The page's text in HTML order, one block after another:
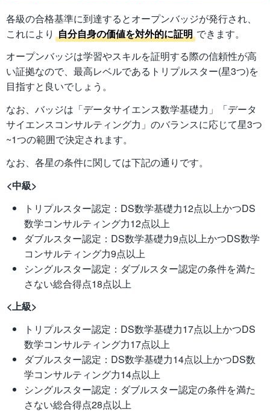
各級の合格基準に到達するとオープンバッジが発行され、
これにより 自分自身の価値を対外的に証明 できます。
オープンバッジは学習やスキルを証明する際の信頼性が高
い証拠なので、最高レベルであるトリプルスター(星3つ)を
目指すと良いでしょう。
なお、バッジは「データサイエンス数学基礎力」「データ
サイエンスコンサルティング力」のバランスに応じて星3つ
~1つの範囲で決定されます。
なお、各星の条件に関しては下記の通りです。
<中級>
トリプルスター認定：DS数学基礎力12点以上かつDS
数学コンサルティング力12点以上
ダブルスター認定：DS数学基礎力9点以上かつDS数学
コンサルティング力9点以上
シングルスター認定：ダブルスター認定の条件を満た
さない総合得点18点以上
<上級>
トリプルスター認定：DS数学基礎力17点以上かつDS
数学コンサルティング力17点以上
ダブルスター認定：DS数学基礎力14点以上かつDS数
学コンサルティング力14点以上
シングルスター認定：ダブルスター認定の条件を満た
さない総合得点28点以上